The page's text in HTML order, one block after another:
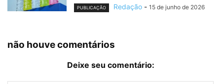
PUBLICAÇÃO Redação - 15 de junho de 2026
não houve comentários
Deixe seu comentário: